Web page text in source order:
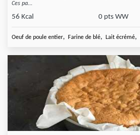
Ces pa...
56 Kcal 0 pts WW
Oeuf de poule entier, Farine de blé, Lait écrémé,